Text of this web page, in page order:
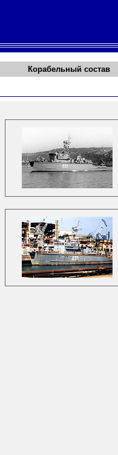
Корабельный состав